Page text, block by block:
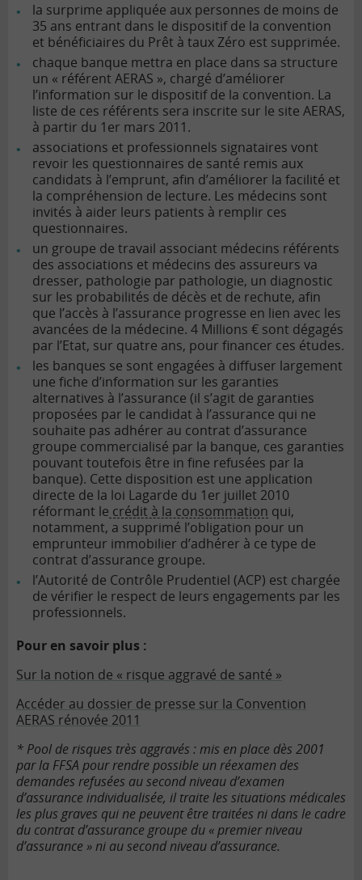
la surprime appliquée aux personnes de moins de
35 ans entrant dans le dispositif de la convention
et bénéficiaires du Prêt à taux Zéro est supprimée.
chaque banque mettra en place dans sa structure
un « référent AERAS », chargé d’améliorer
l’information sur le dispositif de la convention. La
liste de ces référents sera inscrite sur le site AERAS,
à partir du 1er mars 2011.
associations et professionnels signataires vont
revoir les questionnaires de santé remis aux
candidats à l’emprunt, afin d’améliorer la facilité et
la compréhension de lecture. Les médecins sont
invités à aider leurs patients à remplir ces
questionnaires.
un groupe de travail associant médecins référents
des associations et médecins des assureurs va
dresser, pathologie par pathologie, un diagnostic
sur les probabilités de décès et de rechute, afin
que l’accès à l’assurance progresse en lien avec les
avancées de la médecine. 4 Millions € sont dégagés
par l’Etat, sur quatre ans, pour financer ces études.
les banques se sont engagées à diffuser largement
une fiche d’information sur les garanties
alternatives à l’assurance (il s’agit de garanties
proposées par le candidat à l’assurance qui ne
souhaite pas adhérer au contrat d’assurance
groupe commercialisé par la banque, ces garanties
pouvant toutefois être in fine refusées par la
banque). Cette disposition est une application
directe de la loi Lagarde du 1er juillet 2010
réformant le crédit à la consommation qui,
notamment, a supprimé l’obligation pour un
emprunteur immobilier d’adhérer à ce type de
contrat d’assurance groupe.
l’Autorité de Contrôle Prudentiel (ACP) est chargée
de vérifier le respect de leurs engagements par les
professionnels.
Pour en savoir plus :
Sur la notion de « risque aggravé de santé »
Accéder au dossier de presse sur la Convention
AERAS rénovée 2011
* Pool de risques très aggravés : mis en place dès 2001
par la FFSA pour rendre possible un réexamen des
demandes refusées au second niveau d’examen
d’assurance individualisée, il traite les situations médicales
les plus graves qui ne peuvent être traitées ni dans le cadre
du contrat d’assurance groupe du « premier niveau
d’assurance » ni au second niveau d’assurance.